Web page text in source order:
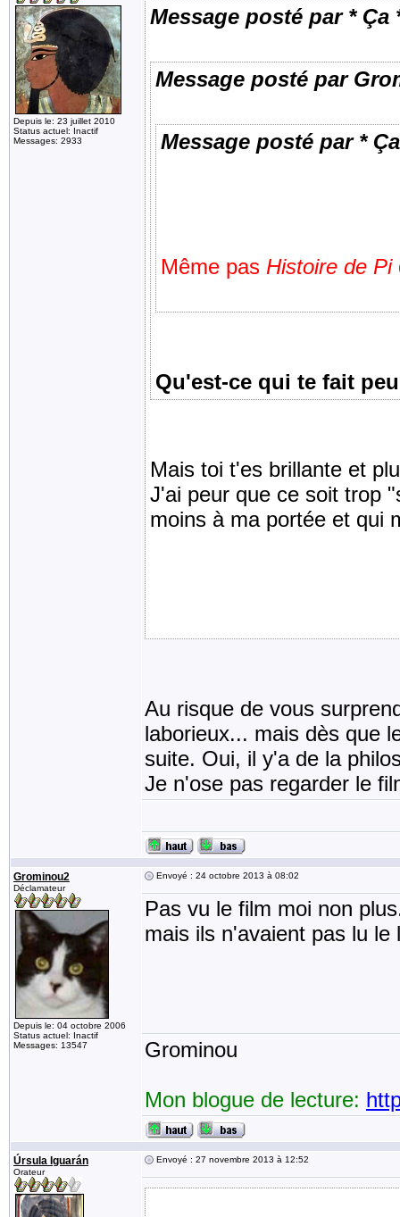
Depuis le: 23 juillet 2010
Status actuel: Inactif
Messages: 2933
Message posté par * Ça
Message posté par
Message posté par *
Même pas Histoire de Pi
Qu'est-ce qui te fait
Mais toi t'es brillante et
J'ai peur que ce soit trop
moins à ma portée et qui
Au risque de vous
laborieux... mais dès que
suite. Oui, il y'a de la
Je n'ose pas regarder le
Grominou2
Déclamateur
Depuis le: 04 octobre 2006
Status actuel: Inactif
Messages: 13547
Envoyé : 24 octobre 2013 à 08:02
Pas vu le film moi non
mais ils n'avaient pas lu le
Grominou
Mon blogue de lecture:
Úrsula Iguarán
Orateur
Envoyé : 27 novembre 2013 à 12:52